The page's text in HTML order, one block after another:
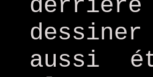
aussi